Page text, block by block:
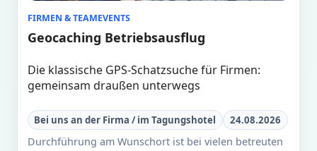
FIRMEN & TEAMEVENTS
Geocaching Betriebsausflug
Die klassische GPS-Schatzsuche für Firmen:
gemeinsam draußen unterwegs
Bei uns an der Firma / im Tagungshotel 24.08.2026
Durchführung am Wunschort ist bei vielen betreuten